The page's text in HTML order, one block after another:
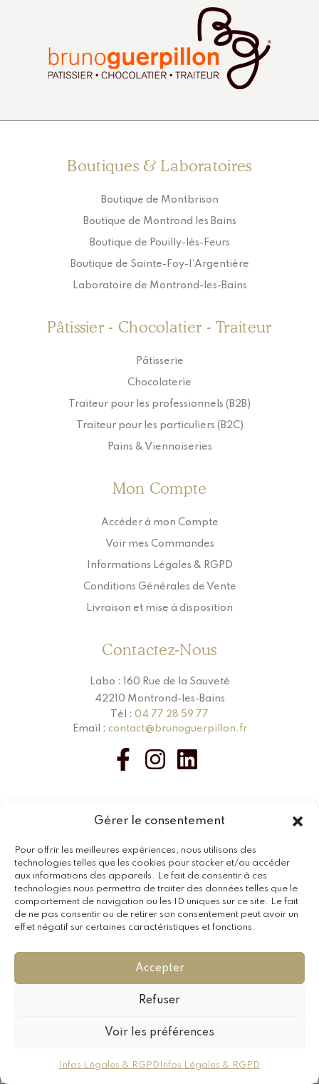
Gérer le consentement
Pour offrir les meilleures expériences, nous utilisons des
technologies telles que les cookies pour stocker et/ou accéder
aux informations des appareils. Le fait de consentir à ces
technologies nous permettra de traiter des données telles que le
comportement de navigation ou les ID uniques sur ce site. Le fait
de ne pas consentir ou de retirer son consentement peut avoir un
effet négatif sur certaines caractéristiques et fonctions.
Accepter
Refuser
Voir les préférences
Infos Légales & RGPD Infos Légales & RGPD
Mon compte Mon Panier
Boutiques & Laboratoires
Boutique de Montbrison
Boutique de Montrond les Bains
Boutique de Pouilly-lès-Feurs
Boutique de Sainte-Foy-l’Argentière
Laboratoire de Montrond-les-Bains
Pâtissier - Chocolatier - Traiteur
Pâtisserie
Chocolaterie
Traiteur pour les professionnels (B2B)
Traiteur pour les particuliers (B2C)
Pains & Viennoiseries
Mon Compte
Accéder à mon Compte
Voir mes Commandes
Informations Légales & RGPD
Conditions Générales de Vente
Livraison et mise à disposition
Contactez-Nous
Labo : 160 Rue de la Sauveté
42210 Montrond-les-Bains
Tél : 04 77 28 59 77
Email : contact@brunoguerpillon.fr
Souscrivez à notre
Newsletter
En vous inscrivant vous recevrez en exclusivité nos dernières
Copyright © 2024Brunoguerpillon.fr– Tous Droits
Réservés – Création Par